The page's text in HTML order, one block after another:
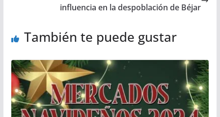
influencia en la despoblación de Béjar
También te puede gustar